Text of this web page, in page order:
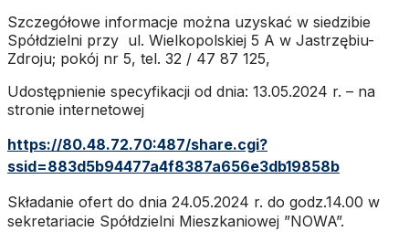
Szczegółowe informacje można uzyskać w siedzibie
Spółdzielni przy ul. Wielkopolskiej 5 A w Jastrzębiu-
Zdroju; pokój nr 5, tel. 32 / 47 87 125,
Udostępnienie specyfikacji od dnia: 13.05.2024 r. – na
stronie internetowej
https://80.48.72.70:487/share.cgi?
ssid=883d5b94477a4f8387a656e3db19858b
Składanie ofert do dnia 24.05.2024 r. do godz.14.00 w
sekretariacie Spółdzielni Mieszkaniowej ”NOWA”.